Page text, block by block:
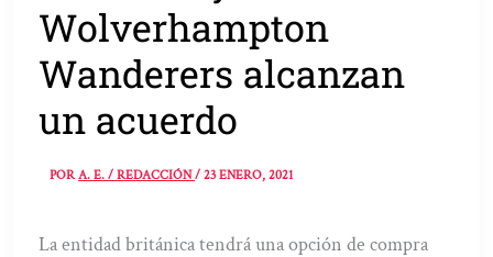
Wolverhampton
Wanderers alcanzan
un acuerdo
PORA. E. / REDACCIÓN/23 ENERO, 2021
La entidad británica tendrá una opción de compra